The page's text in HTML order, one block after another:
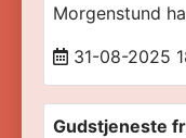
Morgenstund
31-08-2025
Gudstjeneste